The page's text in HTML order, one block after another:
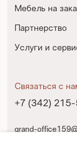
Мебель на
Партнерство
Услуги и
Связаться с
+7 (342)
grand-